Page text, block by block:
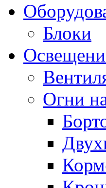
Блоки
Огни